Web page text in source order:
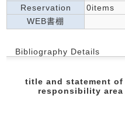
Reservation
0items
WEB書棚
Bibliography Details
title and statement of
responsibility area